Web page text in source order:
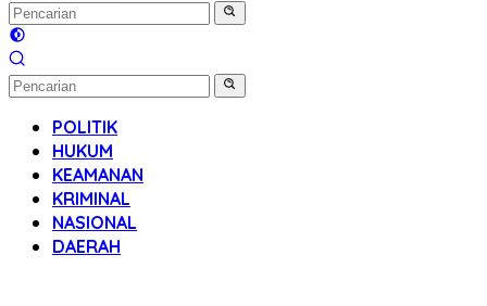
POLITIK
HUKUM
KEAMANAN
KRIMINAL
NASIONAL
DAERAH